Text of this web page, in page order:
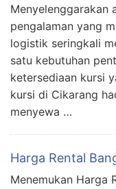
Menyelenggarakan
pengalaman yang
logistik seringkali
satu kebutuhan
ketersediaan kursi
kursi di Cikarang
menyewa …
Harga Rental
Menemukan Harga